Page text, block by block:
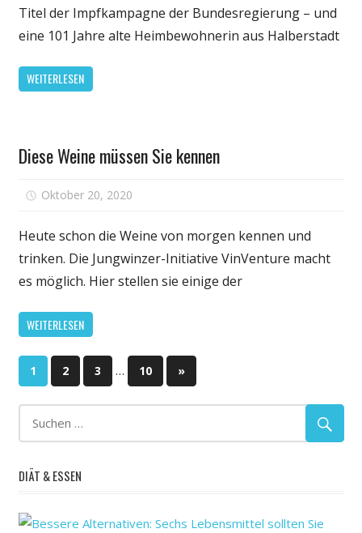
Impfungen
voran?
zeigen
es
Titel der Impfkampagne der Bundesregierung – und
eine 101 Jahre alte Heimbewohnerin aus Halberstadt
WEITERLESEN
Diese Weine müssen Sie kennen
Oktober 20, 2020
Weine
müssen
Heute schon die Weine von morgen kennen und
trinken. Die Jungwinzer-Initiative VinVenture macht
es möglich. Hier stellen sie einige der
WEITERLESEN
Seitennummerierung
der
Beiträge
1 2 3 … 10
Nächste
Beiträge
»
DIÄT & ESSEN